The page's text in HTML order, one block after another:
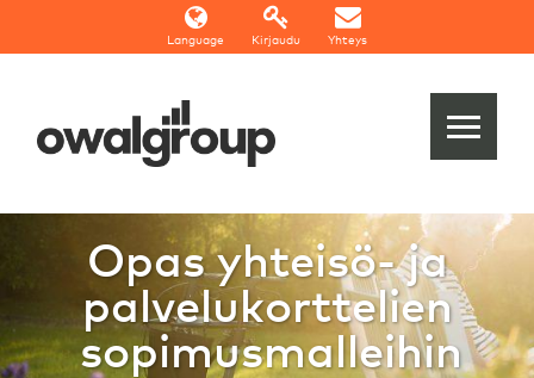
Language Kirjaudu Yhteys
Opas yhteisö- ja
palvelukorttelien
sopimusmalleihin